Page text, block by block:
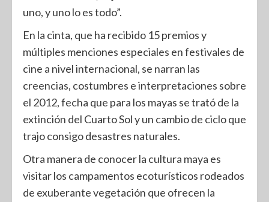
uno, y uno lo es todo”.
En la cinta, que ha recibido 15 premios y
múltiples menciones especiales en festivales de
cine a nivel internacional, se narran las
creencias, costumbres e interpretaciones sobre
el 2012, fecha que para los mayas se trató de la
extinción del Cuarto Sol y un cambio de ciclo que
trajo consigo desastres naturales.
Otra manera de conocer la cultura maya es
visitar los campamentos ecoturísticos rodeados
de exuberante vegetación que ofrecen la